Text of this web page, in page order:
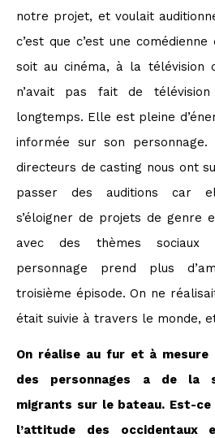
notre projet, et voulait
c’est que c’est une
soit au cinéma, à la télévision
n’avait pas fait de
longtemps. Elle est pleine
informée sur son
directeurs de casting nous ont
passer des auditions car
s’éloigner de projets de genre
avec des thèmes sociaux
personnage prend plus
troisième épisode. On ne
était suivie à travers le monde,
On réalise au fur et à mesure
des personnages a de la
migrants sur le bateau. Est-
l’attitude des occidentaux